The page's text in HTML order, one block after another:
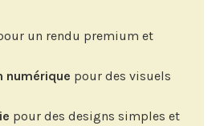
un rendu premium et
numérique pour des visuels
pour des designs simples et